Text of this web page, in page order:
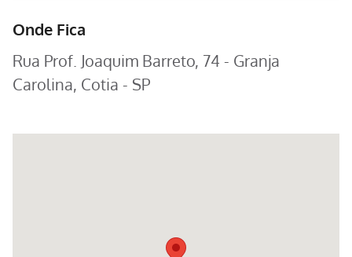
Onde Fica
Rua Prof. Joaquim Barreto, 74 - Granja
Carolina, Cotia - SP